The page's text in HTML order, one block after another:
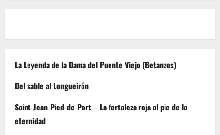
La Leyenda de la Dama del Puente Viejo (Betanzos)
Del sable al Longueirón
Saint-Jean-Pied-de-Port – La fortaleza roja al pie de la
eternidad